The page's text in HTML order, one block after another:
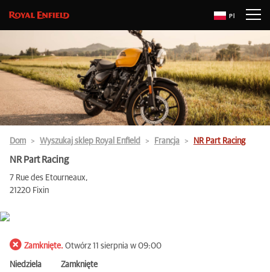
Pl
Dom Wyszukaj sklep Royal Enfield Francja NR Part Racing
NR Part Racing
7 Rue des Etourneaux,
21220 Fixin
Zamknięte. Otwórz 11 sierpnia w 09:00
Niedziela
Zamknięte